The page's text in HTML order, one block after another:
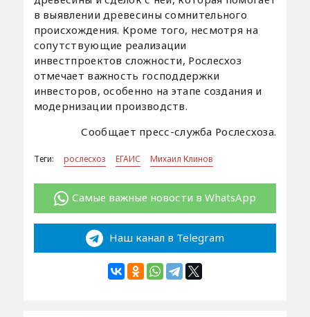
в выявлении древесины сомнительного
происхождения. Кроме того, несмотря на
сопутствующие реализации
инвестпроектов сложности, Рослесхоз
отмечает важность господдержки
инвесторов, особенно на этапе создания и
модернизации производств.
Сообщает пресс-служба Рослесхоза.
Теги: рослесхоз ЕГАИС Михаил Клинов
Самые важные новости в WhatsApp
Наш канал в Telegram